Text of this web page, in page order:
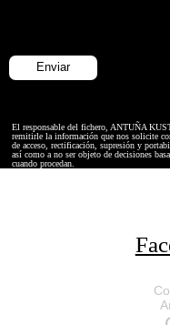
El responsable del fichero, ANTUÑA
remitirle la información que nos solicite
de acceso, rectificación, supresión y
así como a no ser objeto de decisiones
cuando procedan.